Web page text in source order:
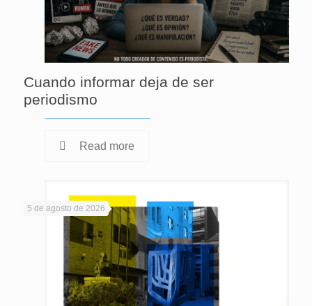
Cuando informar deja de ser
periodismo
Read more
5 de agosto de 2026